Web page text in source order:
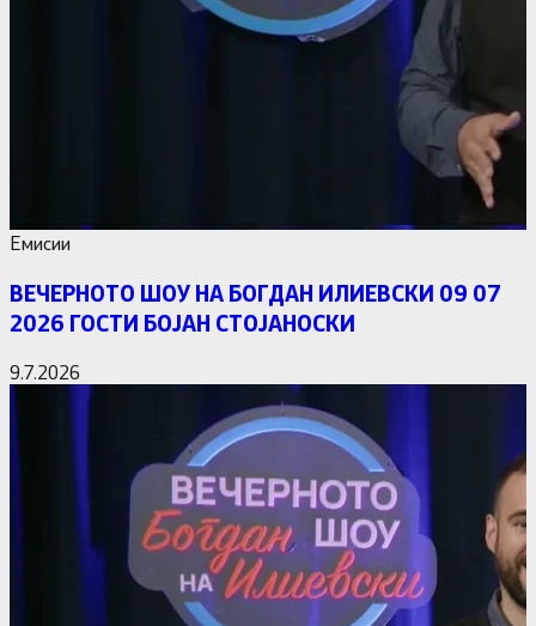
Емисии
ВЕЧЕРНОТО ШОУ НА БОГДАН ИЛИЕВСКИ 09 07
2026 ГОСТИ БОЈАН СТОЈАНОСКИ
9.7.2026